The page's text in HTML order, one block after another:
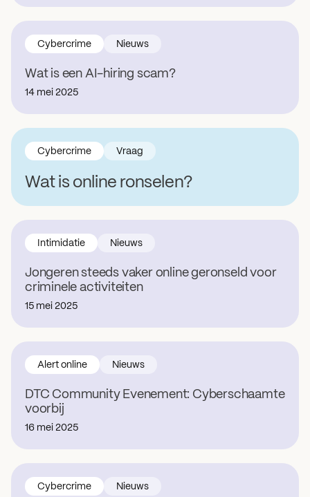
Wat is een AI-hiring scam?
Cybercrime Nieuws
14 mei 2025
Wat is online ronselen?
Cybercrime Vraag
Jongeren steeds vaker online geronseld voor
criminele activiteiten
Intimidatie Nieuws
15 mei 2025
DTC Community Evenement: Cyberschaamte
voorbij
Alert online Nieuws
16 mei 2025
Cybercrime Nieuws